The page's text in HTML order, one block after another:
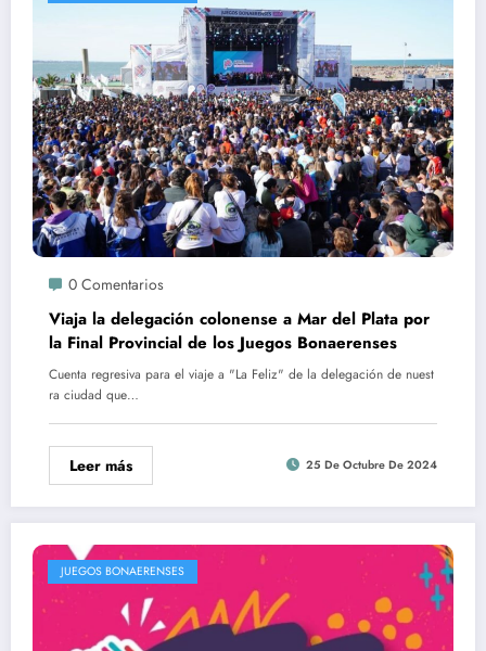
0 Comentarios
Viaja la delegación colonense a Mar del Plata por
la Final Provincial de los Juegos Bonaerenses
Cuenta regresiva para el viaje a "La Feliz" de la delegación de nuest
ra ciudad que…
Leer más 25 De Octubre De 2024
JUEGOS BONAERENSES